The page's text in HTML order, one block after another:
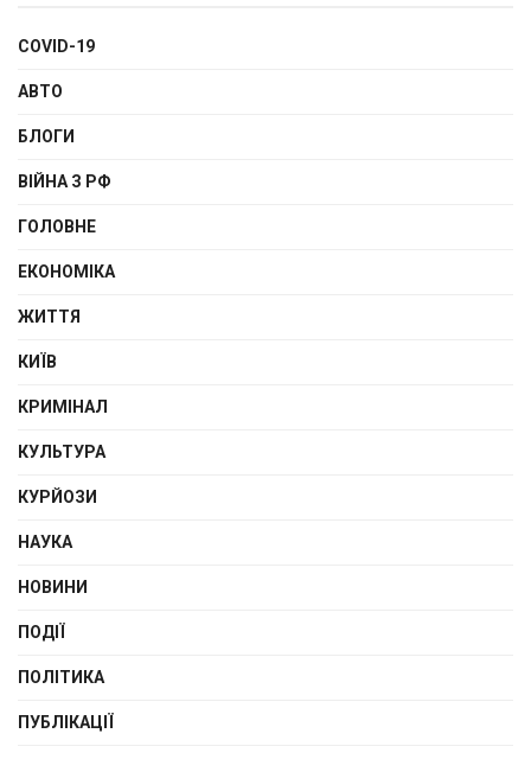
COVID-19
АВТО
БЛОГИ
ВІЙНА З РФ
ГОЛОВНЕ
ЕКОНОМІКА
ЖИТТЯ
КИЇВ
КРИМІНАЛ
КУЛЬТУРА
КУРЙОЗИ
НАУКА
НОВИНИ
ПОДІЇ
ПОЛІТИКА
ПУБЛІКАЦІЇ